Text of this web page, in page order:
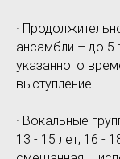
·
ансамбли – до
указанного
выступление.
· Вокальные
13 - 15 лет; 16 -